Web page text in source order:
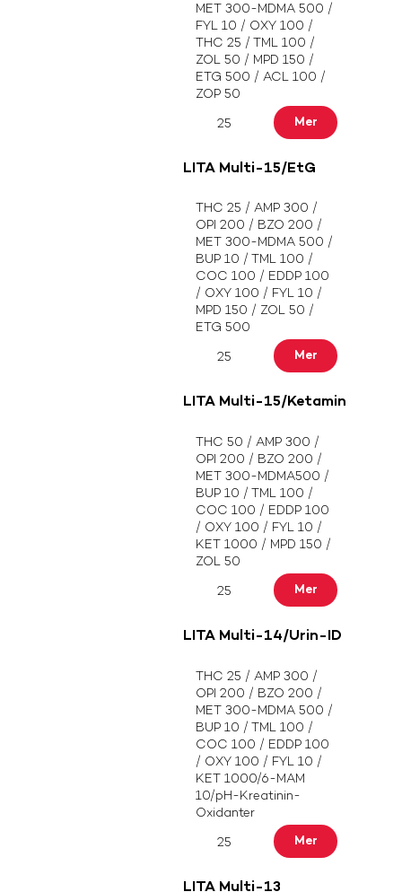
25
MET 300-MDMA 500 /
FYL 10 / OXY 100 /
THC 25 / TML 100 /
ZOL 50 / MPD 150 /
ETG 500 / ACL 100 /
ZOP 50
Mer
LITA Multi-15/EtG
25
THC 25 / AMP 300 /
OPI 200 / BZO 200 /
MET 300-MDMA 500 /
BUP 10 / TML 100 /
COC 100 / EDDP 100
/ OXY 100 / FYL 10 /
MPD 150 / ZOL 50 /
ETG 500
Mer
LITA Multi-15/Ketamin
25
THC 50 / AMP 300 /
OPI 200 / BZO 200 /
MET 300-MDMA500 /
BUP 10 / TML 100 /
COC 100 / EDDP 100
/ OXY 100 / FYL 10 /
KET 1000 / MPD 150 /
ZOL 50
Mer
LITA Multi-14/Urin-ID
25
THC 25 / AMP 300 /
OPI 200 / BZO 200 /
MET 300-MDMA 500 /
BUP 10 / TML 100 /
COC 100 / EDDP 100
/ OXY 100 / FYL 10 /
KET 1000/6-MAM
10/pH-Kreatinin-
Oxidanter
Mer
LITA Multi-13